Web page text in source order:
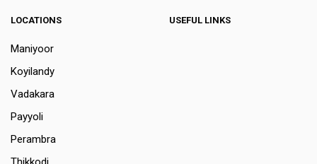
LOCATIONS
Maniyoor
Koyilandy
Vadakara
Payyoli
Perambra
USEFUL LINKS